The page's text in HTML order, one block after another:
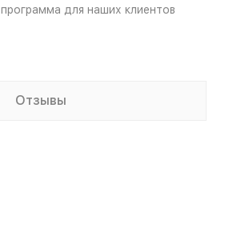
программа для наших клиентов
Отзывы